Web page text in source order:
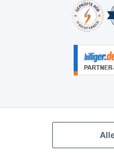
Besucherzähler: 9923173